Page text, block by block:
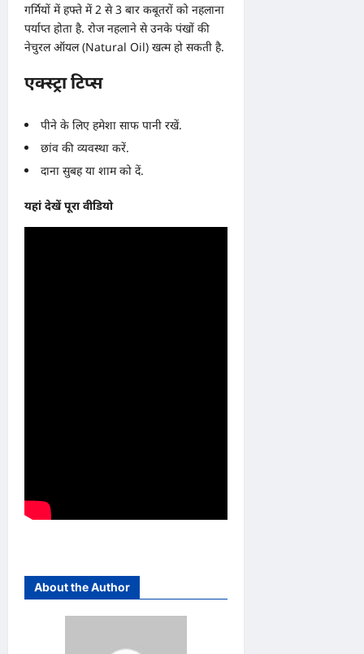
गर्मियों में हफ्ते में 2 से 3 बार कबूतरों को नहलाना
पर्याप्त होता है. रोज नहलाने से उनके पंखों की
नेचुरल ऑयल (Natural Oil) खत्म हो सकती है.
एक्स्ट्रा टिप्स
पीने के लिए हमेशा साफ पानी रखें.
छांव की व्यवस्था करें.
दाना सुबह या शाम को दें.
यहां देखें पूरा वीडियो
About the Author